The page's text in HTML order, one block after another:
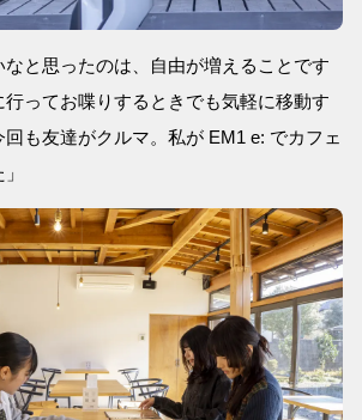
なと思ったのは、自由が増えることです
ってお喋りするときでも気軽に移動す
も友達がクルマ。私が EM1 e: でカフェ